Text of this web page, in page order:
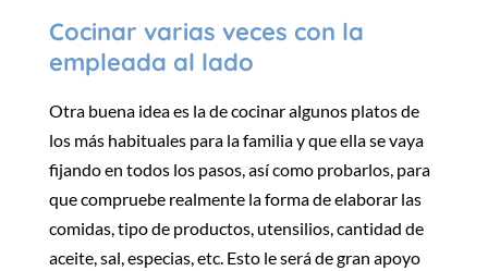
Cocinar varias veces con la
empleada al lado
Otra buena idea es la de cocinar algunos platos de
los más habituales para la familia y que ella se vaya
fijando en todos los pasos, así como probarlos, para
que compruebe realmente la forma de elaborar las
comidas, tipo de productos, utensilios, cantidad de
aceite, sal, especias, etc. Esto le será de gran apoyo